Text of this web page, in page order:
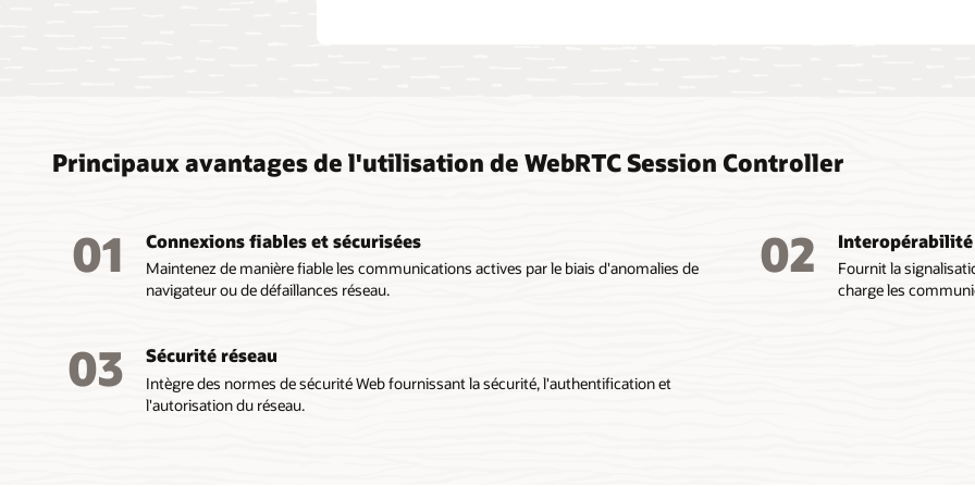
Principaux avantages de l'utilisation de WebRTC Session Controller
01 Connexions fiables et sécurisées
Maintenez de manière fiable les communications actives par le biais d'anomalies de
navigateur ou de défaillances réseau.
02
Fournit la
charge les
03 Sécurité réseau
Intègre des normes de sécurité Web fournissant la sécurité, l'authentification et
l'autorisation du réseau.